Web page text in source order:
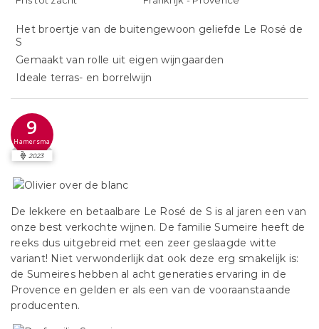
Het broertje van de buitengewoon geliefde Le Rosé de
S
Gemaakt van rolle uit eigen wijngaarden
Ideale terras- en borrelwijn
9
Hamersma
2023
De lekkere en betaalbare Le Rosé de S is al jaren een van
onze best verkochte wijnen. De familie Sumeire heeft de
reeks dus uitgebreid met een zeer geslaagde witte
variant! Niet verwonderlijk dat ook deze erg smakelijk is:
de Sumeires hebben al acht generaties ervaring in de
Provence en gelden er als een van de vooraanstaande
producenten.